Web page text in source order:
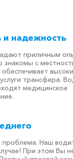
и надежность
приличным
с
трансфера.
медицинское
проблема. Наш
При этом Вы